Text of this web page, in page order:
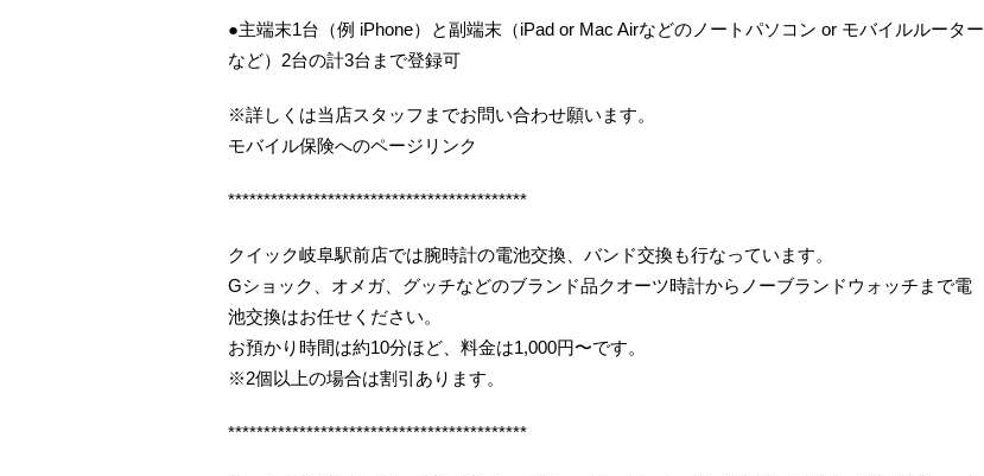
●主端末1台（例 iPhone）と副端末（iPad or Mac Airなどのノートパソコン or モバイルルーター
など）2台の計3台まで登録可
※詳しくは当店スタッフまでお問い合わせ願います。
モバイル保険へのページリンク
******************************************
クイック岐阜駅前店では腕時計の電池交換、バンド交換も行なっています。
Gショック、オメガ、グッチなどのブランド品クオーツ時計からノーブランドウォッチまで電
池交換はお任せください。
お預かり時間は約10分ほど、料金は1,000円〜です。
※2個以上の場合は割引あります。
******************************************